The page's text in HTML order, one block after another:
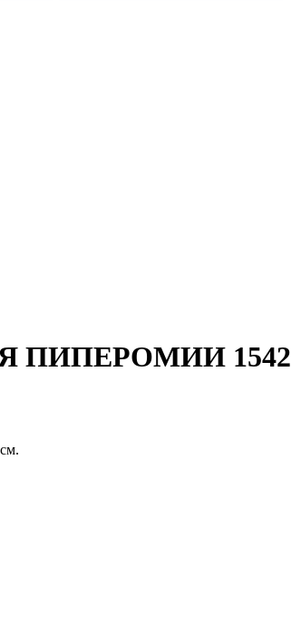
ПИПЕРОМИИ 1542